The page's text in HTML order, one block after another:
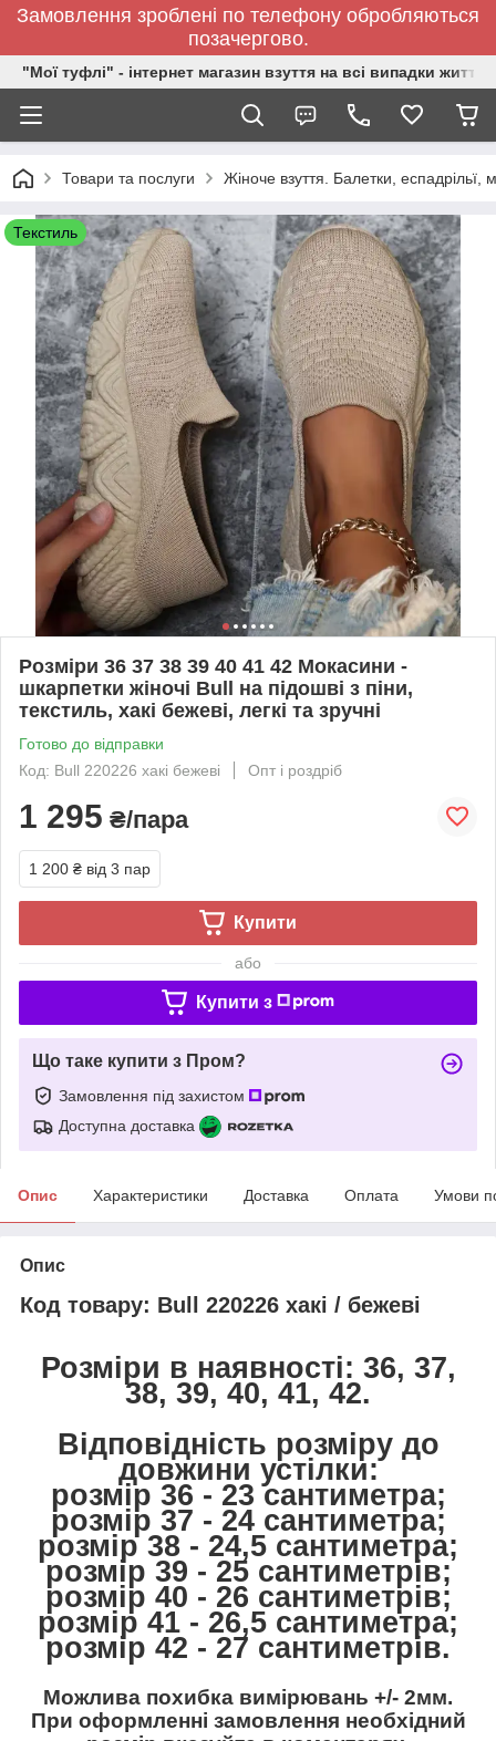
Замовлення зроблені по телефону обробляються
позачергово.
"Мої туфлі" - інтернет магазин взуття на всі випадки життя.
Товари та послуги Жіноче взуття. Балетки,
Текстиль
Розміри 36 37 38 39 40 41 42 Мокасини -
шкарпетки жіночі Bull на підошві з піни,
текстиль, хакі бежеві, легкі та зручні
Готово до відправки
Код: Bull 220226 хакі бежеві
Опт і роздріб
1 295 ₴/пара
1 200 ₴ від 3 пар
Купити
або
Купити з
Що таке купити з Пром?
Замовлення під захистом
Доступна доставка
Опис Характеристики Доставка Оплата Умови
Опис
Код товару: Bull 220226 хакі / бежеві
Розміри в наявності: 36, 37,
38, 39, 40, 41, 42.
Відповідність розміру до
довжини устілки:
розмір 36 - 23 сантиметра;
розмір 37 - 24 сантиметра;
розмір 38 - 24,5 сантиметра;
розмір 39 - 25 сантиметрів;
розмір 40 - 26 сантиметрів;
розмір 41 - 26,5 сантиметра;
розмір 42 - 27 сантиметрів.
Можлива похибка вимірювань +/- 2мм.
При оформленні замовлення необхідний